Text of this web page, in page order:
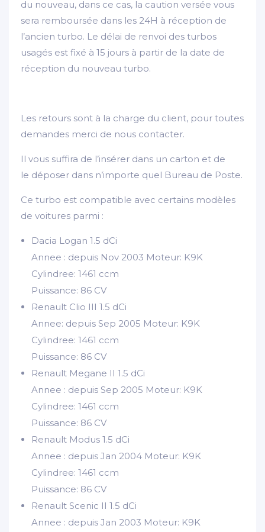
du nouveau, dans ce cas, la caution versée vous
sera remboursée dans les 24H à réception de
l’ancien turbo. Le délai de renvoi des turbos
usagés est fixé à 15 jours à partir de la date de
réception du nouveau turbo.
Les retours sont à la charge du client, pour toutes
demandes merci de nous contacter.
Il vous suffira de l’insérer dans un carton et de
le déposer dans n’importe quel Bureau de Poste.
Ce turbo est compatible avec certains modèles
de voitures parmi :
Dacia Logan 1.5 dCi
Annee : depuis Nov 2003 Moteur: K9K
Cylindree: 1461 ccm
Puissance: 86 CV
Renault Clio III 1.5 dCi
Annee: depuis Sep 2005 Moteur: K9K
Cylindree: 1461 ccm
Puissance: 86 CV
Renault Megane II 1.5 dCi
Annee : depuis Sep 2005 Moteur: K9K
Cylindree: 1461 ccm
Puissance: 86 CV
Renault Modus 1.5 dCi
Annee : depuis Jan 2004 Moteur: K9K
Cylindree: 1461 ccm
Puissance: 86 CV
Renault Scenic II 1.5 dCi
Annee : depuis Jan 2003 Moteur: K9K